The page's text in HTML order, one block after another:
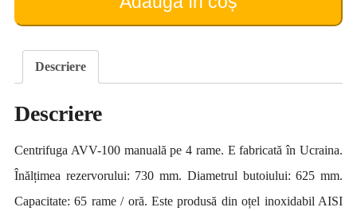
4
(manuală)
Descriere
Descriere
Centrifuga AVV-100 manuală pe 4 rame. E fabricată în Ucraina.
Înălțimea rezervorului: 730 mm. Diametrul butoiului: 625 mm.
Capacitate: 65 rame / oră. Este produsă din oțel inoxidabil AISI